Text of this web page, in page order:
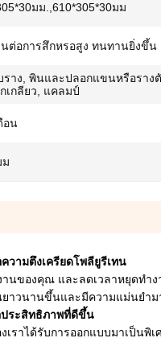
มม.,610*305*30มม
ต่อการสึกหรอสูง ทนทานยิ่งขึ้น
ราง, พินและปลอกแขนหรือรางตั
เกลียว, แคลมป์
อน
ม
ความตึงเครียดโพลียูรีเทน
นของคุณ และลดเวลาหยุดทำ
ยาวนานขึ้นและมีความแม่นยำ
ประสิทธิภาพที่ดีขึ้น
เราได้รับการออกแบบมาเป็